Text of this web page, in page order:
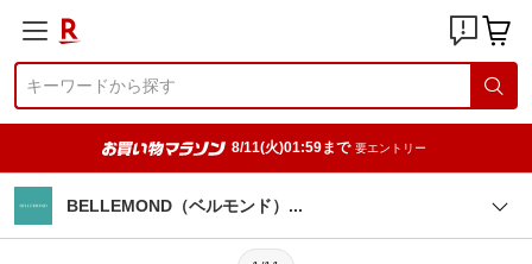
8/11(火)01:59まで 要エントリー
BELLEMOND（ベルモンド）